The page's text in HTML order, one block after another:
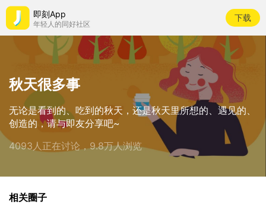
即刻App
年轻人的同好社区
下载
秋天很多事
无论是看到的、吃到的秋天，还是秋天里所想的、遇见的、
创造的，请与即友分享吧~
4093人正在讨论，9.8万人浏览
相关圈子